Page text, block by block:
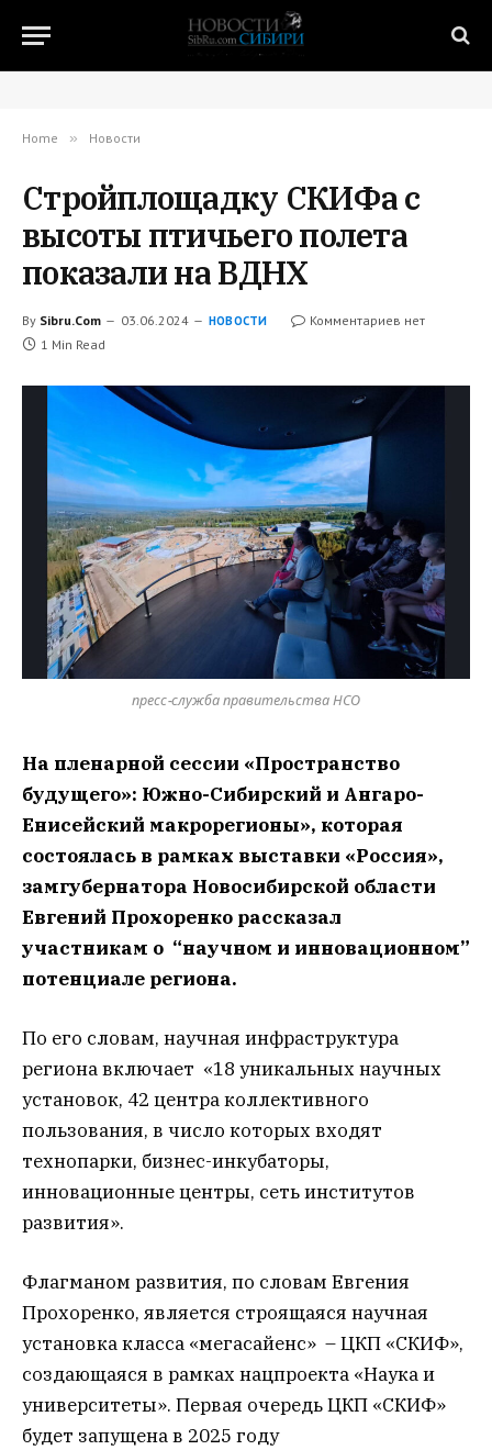
Home » Новости
Стройплощадку СКИФа с
высоты птичьего полета
показали на ВДНХ
By Sibru.Com 03.06.2024 НОВОСТИ
Комментариев нет
1 Min Read
пресс-служба правительства НСО
На пленарной сессии «Пространство
будущего»: Южно-Сибирский и Ангаро-
Енисейский макрорегионы», которая
состоялась в рамках выставки «Россия»,
замгубернатора Новосибирской области
Евгений Прохоренко рассказал
участникам о “научном и инновационном”
потенциале региона.
По его словам, научная инфраструктура
региона включает «18 уникальных научных
установок, 42 центра коллективного
пользования, в число которых входят
технопарки, бизнес-инкубаторы,
инновационные центры, сеть институтов
развития».
Флагманом развития, по словам Евгения
Прохоренко, является строящаяся научная
установка класса «мегасайенс» – ЦКП «СКИФ»,
создающаяся в рамках нацпроекта «Наука и
университеты». Первая очередь ЦКП «СКИФ»
будет запущена в 2025 году